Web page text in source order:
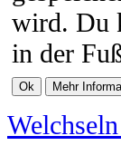
wird. Du
in der